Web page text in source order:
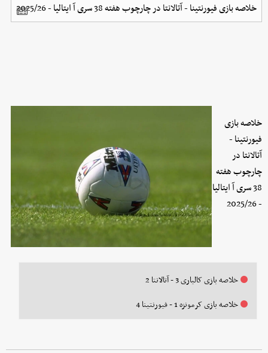
خلاصه بازی فیورنتینا - آتالانتا در چارچوب هفته 38 سری آ ایتالیا - 2025/26
خلاصه بازی
فیورنتینا -
آتالانتا در
چارچوب هفته
38 سری آ ایتالیا
- 2025/26
خلاصه بازی کالیاری 3 - آتالانتا 2
خلاصه بازی کرمونزه 1 - فیورنتینا 4